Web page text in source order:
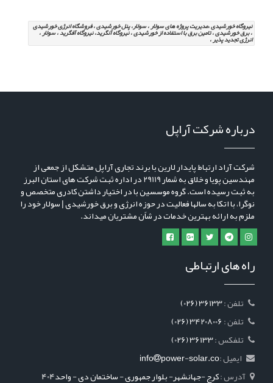
نیروگاه خورشیدی ،مدیریت پروژه های سولار ، سولار، پنل خورشیدی ، فروشگاه انرژِی خورشیدی
، برق خورشیدی ، تامین برق با استفاده از خورشیدی ، نیروگاه آنگرید، نیروگاه آفگرید ، سولار ،
انرژی تجدید پذیر ،
درباره شرکت آراپل
شرکت آراد ارتباط پایدار لارین با برند تجاری آراپل متشکل از جمعی از
مهندسین پویا و خلاق به شمار 29119 در اداره ثبت شرکت های استان البرز
به ثبت رسیده است. گروه موسسین با در اختیار داشتن کادری متخصص و
نوگرا، با اتکا به سالها فعالیت در حوزه انرژی و برق خورشیدی | سولار خود را
ملزم به ارائه بهترین خدمات در شاًن مشتریان میداند.
راه های ارتباطی
(026) 36133
(026) 34208006
(026) 36133
ایمیل :
info power-solar.co
آدرس :کرج -جهانشهر- بلوار جمهوری - ساختمان دی - واحد404